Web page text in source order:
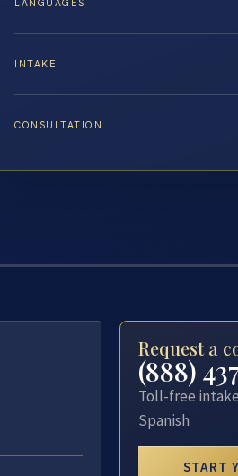
INTAKE
CONSULTATION
Request a
(888)
Toll-free intake
Spanish
START